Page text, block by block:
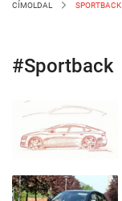
CÍMOLDAL SPORTBACK
#Sportback